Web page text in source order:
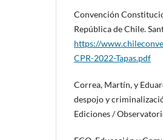
Convención
República de Chile.
https://
CPR-2022-Tapas.pdf
Correa, Martín, y
despojo y
Ediciones /